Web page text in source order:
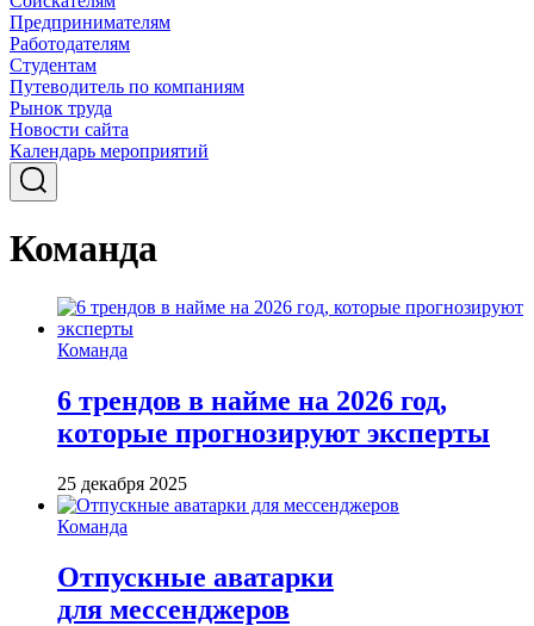
Предпринимателям
Работодателям
Студентам
Путеводитель по компаниям
Рынок труда
Новости сайта
Календарь мероприятий
Команда
Команда
6 трендов в найме на 2026 год,
которые прогнозируют эксперты
25 декабря 2025
Команда
Отпускные аватарки
для мессенджеров